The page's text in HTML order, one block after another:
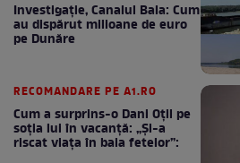
Investigație, Canalul Bala: Cum
au dispărut milioane de euro
pe Dunăre
RECOMANDARE PE A1.RO
Cum a surprins-o Dani Oțil pe
soția lui în vacanță: „Și-a
riscat viața în baia fetelor”: